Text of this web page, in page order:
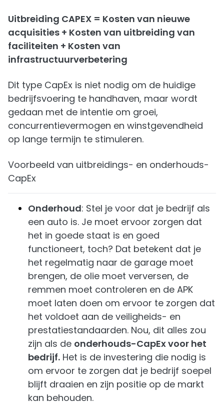
Uitbreiding CAPEX = Kosten van nieuwe
acquisities + Kosten van uitbreiding van
faciliteiten + Kosten van
infrastructuurverbetering
Dit type CapEx is niet nodig om de huidige
bedrijfsvoering te handhaven, maar wordt
gedaan met de intentie om groei,
concurrentievermogen en winstgevendheid
op lange termijn te stimuleren.
Voorbeeld van uitbreidings- en onderhouds-
CapEx
Onderhoud: Stel je voor dat je bedrijf als
een auto is. Je moet ervoor zorgen dat
het in goede staat is en goed
functioneert, toch? Dat betekent dat je
het regelmatig naar de garage moet
brengen, de olie moet verversen, de
remmen moet controleren en de APK
moet laten doen om ervoor te zorgen dat
het voldoet aan de veiligheids- en
prestatiestandaarden. Nou, dit alles zou
zijn als de onderhouds-CapEx voor het
bedrijf. Het is de investering die nodig is
om ervoor te zorgen dat je bedrijf soepel
blijft draaien en zijn positie op de markt
kan behouden.